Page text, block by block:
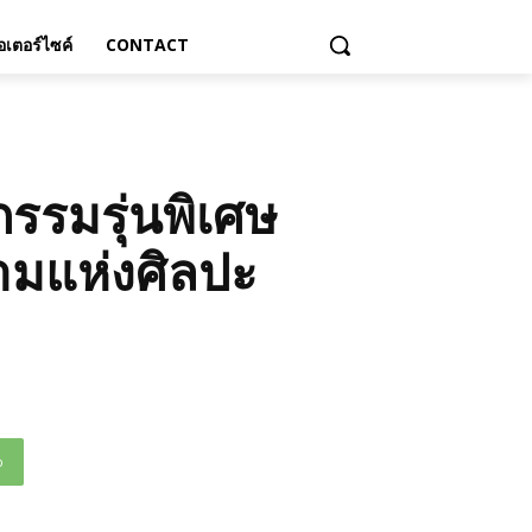
เตอร์ไซค์ CONTACT
รมรุ่นพิเศษ
มแห่งศิลปะ